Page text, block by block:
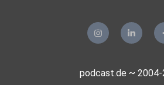
podcast.de ~ 2004-